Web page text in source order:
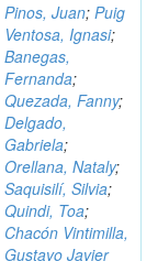
Pinos, Juan; Puig
Ventosa, Ignasi;
Banegas,
Fernanda;
Quezada, Fanny;
Delgado,
Gabriela;
Orellana, Nataly;
Saquisilí, Silvia;
Quindi, Toa;
Chacón Vintimilla,
Gustavo Javier